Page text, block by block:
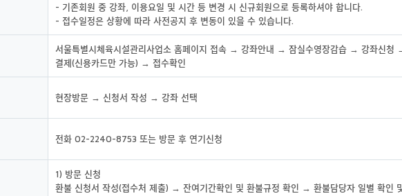
- 기존회원 중 강좌, 이용요일 및 시간 등 변경 시 신규회원으로 등록하셔야 합니다.
- 접수일정은 상황에 따라 사전공지 후 변동이 있을 수 있습니다.
서울특별시체육시설관리사업소 홈페이지 접속 → 강좌안내 → 잠실수영장감습 → 강좌신
결제(신용카드만 가능) → 접수확인
현장방문 → 신청서 작성 → 강좌 선택
전화 02-2240-8753 또는 방문 후 연기신청
1) 방문 신청
환불 신청서 작성(접수처 제출) → 잔여기간확인 및 환불규정 확인 → 환불담당자 일별 확인